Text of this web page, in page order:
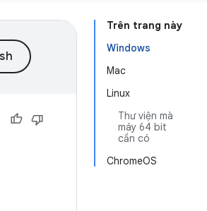
Trên trang này
Windows
Mac
Linux
Thư viện mà
máy 64 bit
cần có
ChromeOS